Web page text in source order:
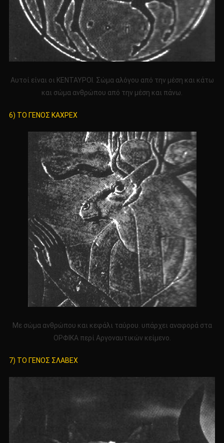
Αυτοί είναι οι ΚΕΝΤΑΥΡΟΙ. Σώμα αλόγου από την μέση και κάτω
και σώμα ανθρώπου από την μέση και πάνω.
6) ΤΟ ΓΕΝΟΣ ΚΑΧΡΕΧ
Με σώμα ανθρώπου και κεφάλι ταύρου. υπάρχει αναφορά στα
ΟΡΦΙΚΑ περί Αργοναυτικών κείμενο.
7) ΤΟ ΓΕΝΟΣ ΣΛΑΒΕΧ